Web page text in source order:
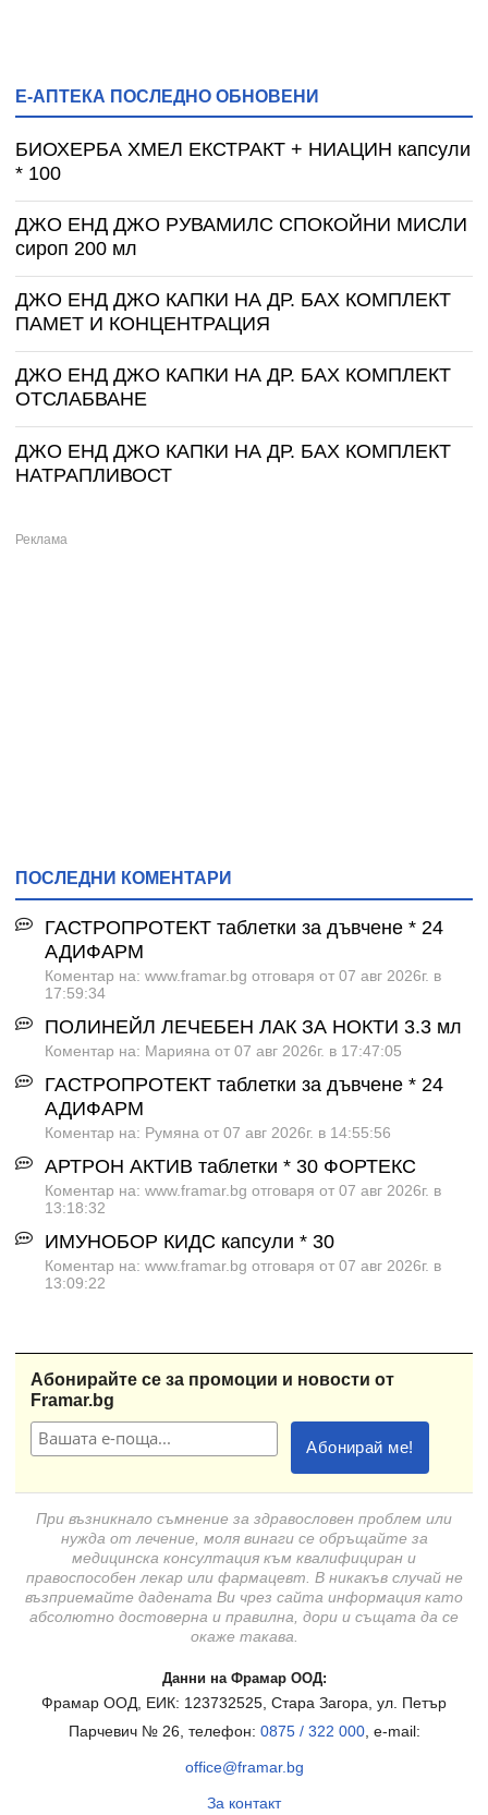
Е-АПТЕКА ПОСЛЕДНО ОБНОВЕНИ
БИОХЕРБА ХМЕЛ ЕКСТРАКТ + НИАЦИН капсули
* 100
ДЖО ЕНД ДЖО РУВАМИЛС СПОКОЙНИ МИСЛИ
сироп 200 мл
ДЖО ЕНД ДЖО КАПКИ НА ДР. БАХ КОМПЛЕКТ
ПАМЕТ И КОНЦЕНТРАЦИЯ
ДЖО ЕНД ДЖО КАПКИ НА ДР. БАХ КОМПЛЕКТ
ОТСЛАБВАНЕ
ДЖО ЕНД ДЖО КАПКИ НА ДР. БАХ КОМПЛЕКТ
НАТРАПЛИВОСТ
ПОСЛЕДНИ КОМЕНТАРИ
ГАСТРОПРОТЕКТ таблетки за дъвчене * 24
АДИФАРМ
Коментар на: www.framar.bg отговаря от 07 авг 2026г. в
17:59:34
ПОЛИНЕЙЛ ЛЕЧЕБЕН ЛАК ЗА НОКТИ 3.3 мл
Коментар на: Марияна от 07 авг 2026г. в 17:47:05
ГАСТРОПРОТЕКТ таблетки за дъвчене * 24
АДИФАРМ
Коментар на: Румяна от 07 авг 2026г. в 14:55:56
АРТРОН АКТИВ таблетки * 30 ФОРТЕКС
Коментар на: www.framar.bg отговаря от 07 авг 2026г. в
13:18:32
ИМУНОБОР КИДС капсули * 30
Коментар на: www.framar.bg отговаря от 07 авг 2026г. в
13:09:22
Абонирайте се за промоции и новости от
Framar.bg
При възникнало съмнение за здравословен проблем или
нужда от лечение, моля винаги се обръщайте за
медицинска консултация към квалифициран и
правоспособен лекар или фармацевт. В никакъв случай не
възприемайте дадената Ви чрез сайта информация като
абсолютно достоверна и правилна, дори и същата да се
окаже такава.
Данни на Фрамар ООД:
Фрамар ООД, ЕИК: 123732525, Стара Загора, ул. Петър
Парчевич № 26, телефон: 0875 / 322 000, e-mail:
office@framar.bg
За контакт